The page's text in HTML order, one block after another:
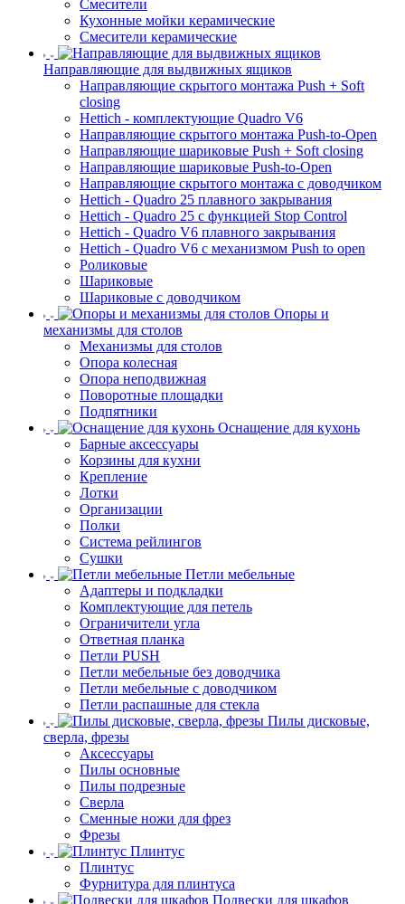
Смесители
Кухонные мойки керамические
Смесители керамические
Направляющие для выдвижных ящиков
Направляющие скрытого монтажа Push + Soft
closing
Hettich - комплектующие Quadro V6
Направляющие скрытого монтажа Push-to-Open
Направляющие шариковые Push + Soft closing
Направляющие шариковые Push-to-Open
Направляющие скрытого монтажа с доводчиком
Hettich - Quadro 25 плавного закрывания
Hettich - Quadro 25 с функцией Stop Control
Hettich - Quadro V6 плавного закрывания
Hettich - Quadro V6 с механизмом Push to open
Роликовые
Шариковые
Шариковые с доводчиком
Опоры и
механизмы для столов
Механизмы для столов
Опора колесная
Опора неподвижная
Поворотные площадки
Подпятники
Оснащение для кухонь
Барные аксессуары
Корзины для кухни
Крепление
Лотки
Организации
Полки
Система рейлингов
Сушки
Петли мебельные
Адаптеры и подкладки
Комплектующие для петель
Ограничители угла
Ответная планка
Петли PUSH
Петли мебельные без доводчика
Петли мебельные с доводчиком
Петли распашные для стекла
Пилы дисковые,
сверла, фрезы
Аксессуары
Пилы основные
Пилы подрезные
Сверла
Сменные ножи для фрез
Фрезы
Плинтус
Плинтус
Фурнитура для плинтуса
Подвески для шкафов